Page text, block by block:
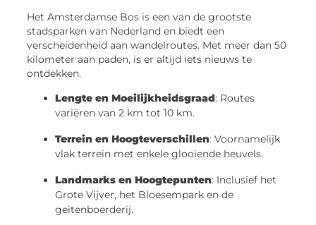
Het Amsterdamse Bos is een van de grootste
stadsparken van Nederland en biedt een
verscheidenheid aan wandelroutes. Met meer dan 50
kilometer aan paden, is er altijd iets nieuws te
ontdekken.
Lengte en Moeilijkheidsgraad: Routes
variëren van 2 km tot 10 km.
Terrein en Hoogteverschillen: Voornamelijk
vlak terrein met enkele glooiende heuvels.
Landmarks en Hoogtepunten: Inclusief het
Grote Vijver, het Bloesempark en de
geitenboerderij.